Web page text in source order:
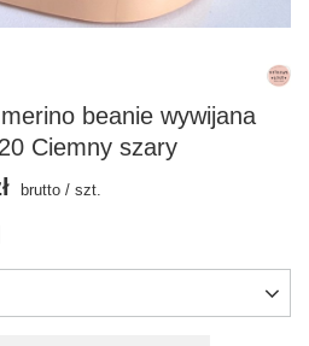
beanie wywijana
Ciemny szary
brutto / szt.